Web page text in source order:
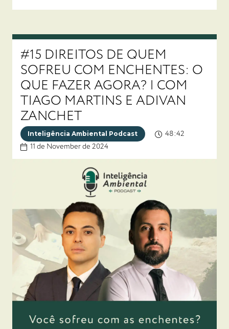
#15 DIREITOS DE QUEM
SOFREU COM ENCHENTES: O
QUE FAZER AGORA? | COM
TIAGO MARTINS E ADIVAN
ZANCHET
Inteligência Ambiental Podcast
48:42
11 de November de 2024